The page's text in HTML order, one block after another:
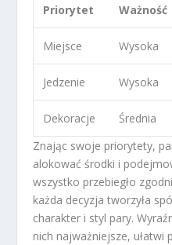
Priorytet Ważność
Miejsce Wysoka
Jedzenie Wysoka
Dekoracje Średnia
Znając swoje priorytety,
alokować środki i
wszystko przebiegło
każda decyzja tworzyła
charakter i styl pary.
nich najważniejsze, ułatwi